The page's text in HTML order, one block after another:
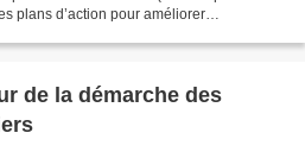
plans d’action pour améliorer
de la démarche des